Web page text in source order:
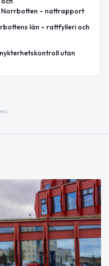
Norrbotten – nattrapport
län – rattfylleri och
utan